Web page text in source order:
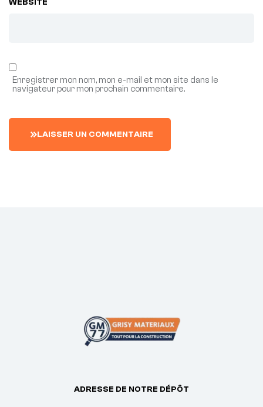
WEBSITE
Enregistrer mon nom, mon e-mail et mon site dans le
navigateur pour mon prochain commentaire.
LAISSER UN COMMENTAIRE
ADRESSE DE NOTRE DÉPÔT